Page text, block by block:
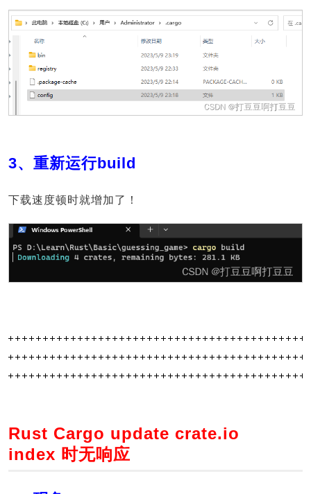
3、重新运行build
下载速度顿时就增加了！
Rust Cargo update crate.io
index 时无响应